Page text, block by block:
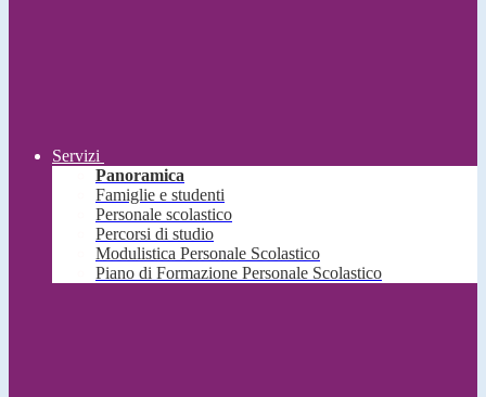
Servizi
Panoramica
Famiglie e studenti
Personale scolastico
Percorsi di studio
Modulistica Personale Scolastico
Piano di Formazione Personale Scolastico